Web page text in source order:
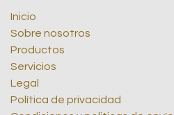
Inicio
Sobre nosotros
Productos
Servicios
Legal
Política de privacidad